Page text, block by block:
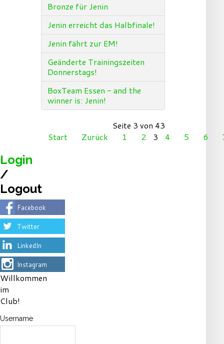
Bronze für Jenin
Jenin erreicht das Halbfinale!
Jenin fährt zur EM!
Geänderte Trainingszeiten
Donnerstags!
BoxTeam Essen - and the
winner is: Jenin!
Seite 3 von 43
Start
Zurück 1 2 3 4 5 6
Login
/
Logout
Facebook
Twitter
LinkedIn
Instagram
Willkommen
im
Club!
Username